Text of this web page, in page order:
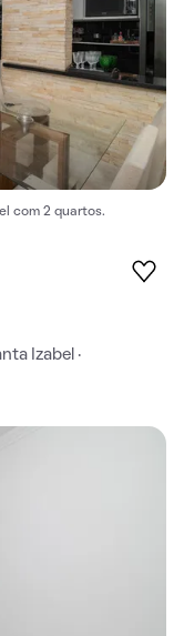
com 2 quartos.
Izabel ·